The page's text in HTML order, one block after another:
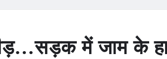
भीड़…सड़क में जाम के